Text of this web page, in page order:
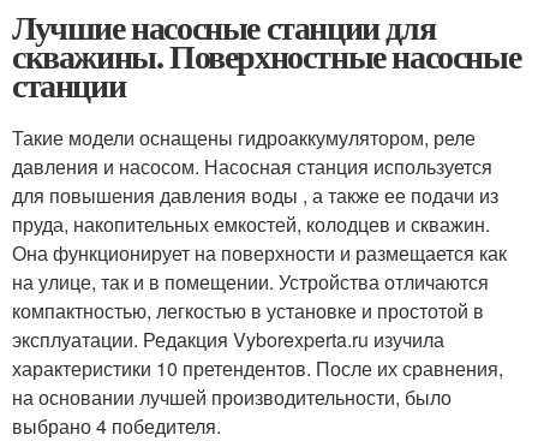
Лучшие насосные станции для
скважины. Поверхностные насосные
станции
Такие модели оснащены гидроаккумулятором, реле
давления и насосом. Насосная станция используется
для повышения давления воды , а также ее подачи из
пруда, накопительных емкостей, колодцев и скважин.
Она функционирует на поверхности и размещается как
на улице, так и в помещении. Устройства отличаются
компактностью, легкостью в установке и простотой в
эксплуатации. Редакция Vyborexperta.ru изучила
характеристики 10 претендентов. После их сравнения,
на основании лучшей производительности, было
выбрано 4 победителя.